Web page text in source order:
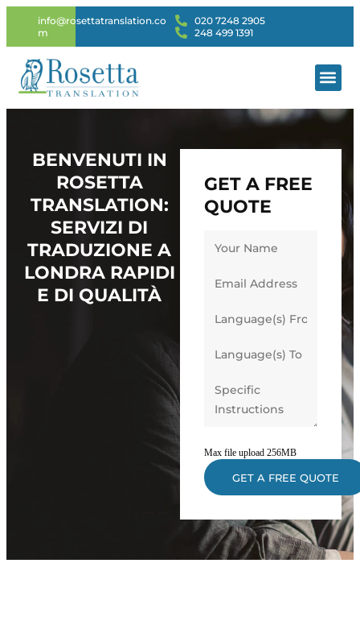
info@rosettatranslation.co
m
020 7248 2905
248 499 1391
BENVENUTI IN
ROSETTA
TRANSLATION:
SERVIZI DI
TRADUZIONE A
LONDRA RAPIDI
E DI QUALITÀ
GET A FREE
QUOTE
Max file upload 256MB